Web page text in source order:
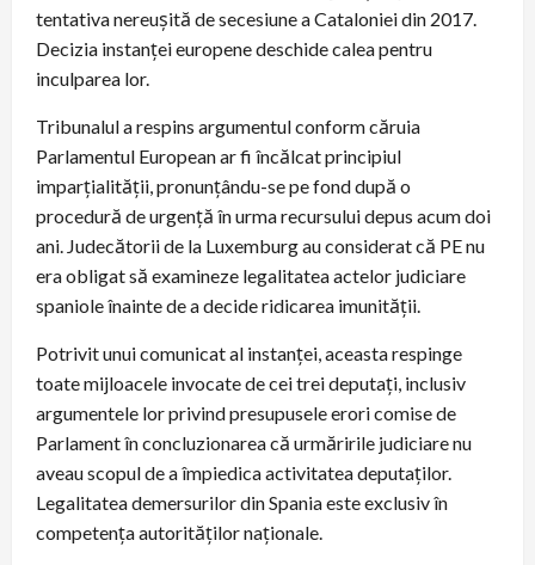
tentativa nereuşită de secesiune a Cataloniei din 2017.
Decizia instanţei europene deschide calea pentru
inculparea lor.
Tribunalul a respins argumentul conform căruia
Parlamentul European ar fi încălcat principiul
imparţialităţii, pronunțându-se pe fond după o
procedură de urgenţă în urma recursului depus acum doi
ani. Judecătorii de la Luxemburg au considerat că PE nu
era obligat să examineze legalitatea actelor judiciare
spaniole înainte de a decide ridicarea imunităţii.
Potrivit unui comunicat al instanței, aceasta respinge
toate mijloacele invocate de cei trei deputaţi, inclusiv
argumentele lor privind presupusele erori comise de
Parlament în concluzionarea că urmăririle judiciare nu
aveau scopul de a împiedica activitatea deputaţilor.
Legalitatea demersurilor din Spania este exclusiv în
competenţa autorităţilor naţionale.